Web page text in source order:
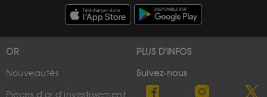
OR
Nouveautés
PLUS D'INFOS
Suivez-nous